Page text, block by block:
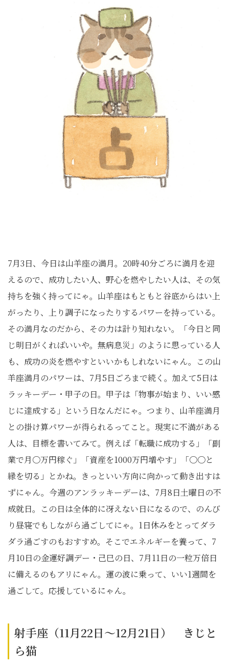
7月3日、今日は山羊座の満月。20時40分ごろに満月を迎
えるので、成功したい人、野心を燃やしたい人は、その気
持ちを強く持ってにゃ。山羊座はもともと谷底からはい上
がったり、上り調子になったりするパワーを持っている。
その満月なのだから、その力は計り知れない。「今日と同
じ明日がくればいいや。無病息災」のように思っている人
も、成功の炎を燃やすといいかもしれないにゃん。この山
羊座満月のパワーは、7月5日ごろまで続く。加えて5日は
ラッキーデー・甲子の日。甲子は「物事が始まり、いい感
じに達成する」という日なんだにゃ。つまり、山羊座満月
との掛け算パワーが得られるってこと。現実に不満がある
人は、目標を書いてみて。例えば「転職に成功する」「副
業で月〇万円稼ぐ」「資産を1000万円増やす」「〇〇と
縁を切る」とかね。きっといい方向に向かって動き出すは
ずにゃん。今週のアンラッキーデーは、7月8日土曜日の不
成就日。この日は全体的に冴えない日になるので、のんび
り昼寝でもしながら過ごしてにゃ。1日休みをとってダラ
ダラ過ごすのもおすすめ。そこでエネルギーを養って、7
月10日の金運好調デー・己巳の日、7月11日の一粒万倍日
に備えるのもアリにゃん。運の波に乗って、いい1週間を
過ごして。応援しているにゃん。
射手座（11月22日～12月21日） きじと
ら猫